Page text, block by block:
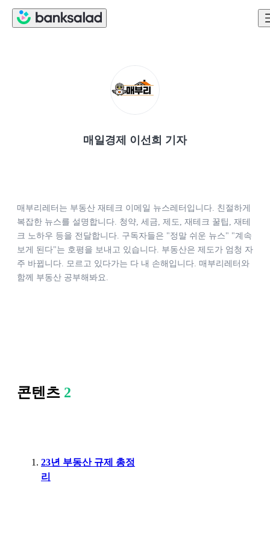
매일경제 이선희 기자
매부리레터는 부동산 재테크 이메일 뉴스레터입니다. 친절하게
복잡한 뉴스를 설명합니다. 청약, 세금, 제도, 재테크 꿀팁, 재테
크 노하우 등을 전달합니다. 구독자들은 "정말 쉬운 뉴스" "계속
보게 된다"는 호평을 보내고 있습니다. 부동산은 제도가 엄청 자
주 바뀝니다. 모르고 있다가는 다 내 손해입니다. 매부리레터와
함께 부동산 공부해봐요.
콘텐츠 2
23년 부동산 규제 총정
리